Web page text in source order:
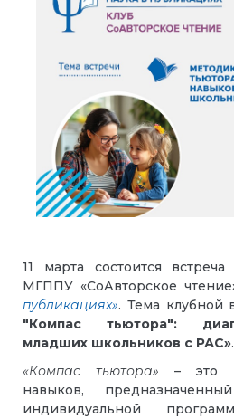
11 марта состоится встреча
МГППУ «СоАвторское
публикациях». Тема клубной
"Компас тьютора":
младших школьников с РАС».
«Компас тьютора» – это
навыков,
индивидуальной